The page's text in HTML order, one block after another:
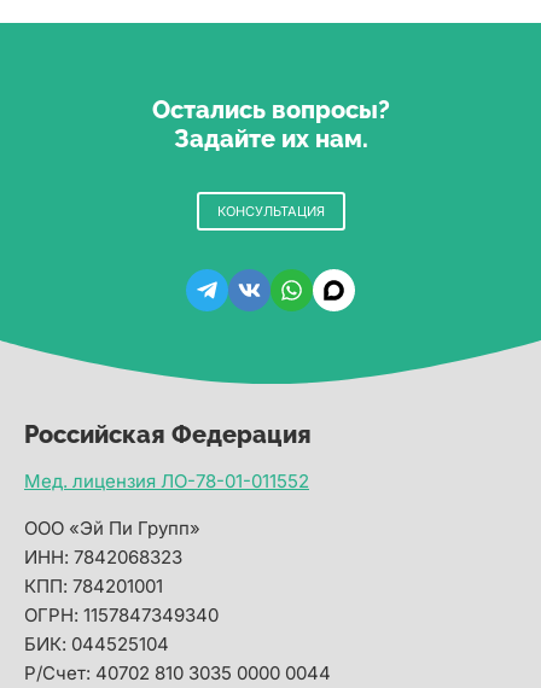
Остались вопросы?
Задайте их нам.
КОНСУЛЬТАЦИЯ
Российская Федерация
Мед. лицензия ЛО-78-01-011552
ООО «Эй Пи Групп»
ИНН: 7842068323
КПП: 784201001
ОГРН: 1157847349340
БИК: 044525104
Р/Счет: 40702 810 3035 0000 0044